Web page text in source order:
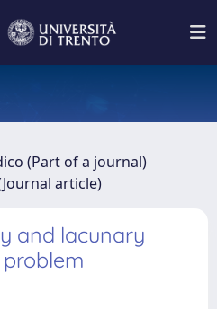
(Part of a journal)
article)
and lacunary